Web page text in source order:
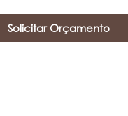
Solicitar Orçamento